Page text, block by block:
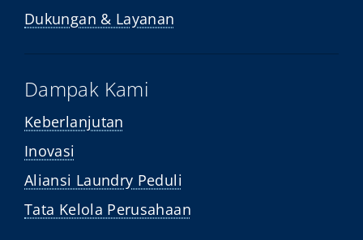
Dukungan & Layanan
Dampak Kami
Keberlanjutan
Inovasi
Aliansi Laundry Peduli
Tata Kelola Perusahaan